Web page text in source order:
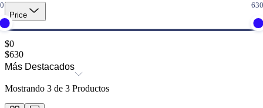
Price
$0
$630
Más Destacados
Mostrando 3 de 3 Productos